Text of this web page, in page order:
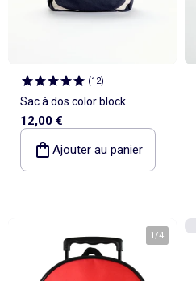
(12)
Sac à dos color block
12,00 €
Ajouter au panier
1/4